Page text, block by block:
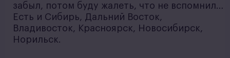
забыл, потом буду жалеть, что не вспомнил…
Есть и Сибирь, Дальний Восток,
Владивосток, Красноярск, Новосибирск,
Норильск.